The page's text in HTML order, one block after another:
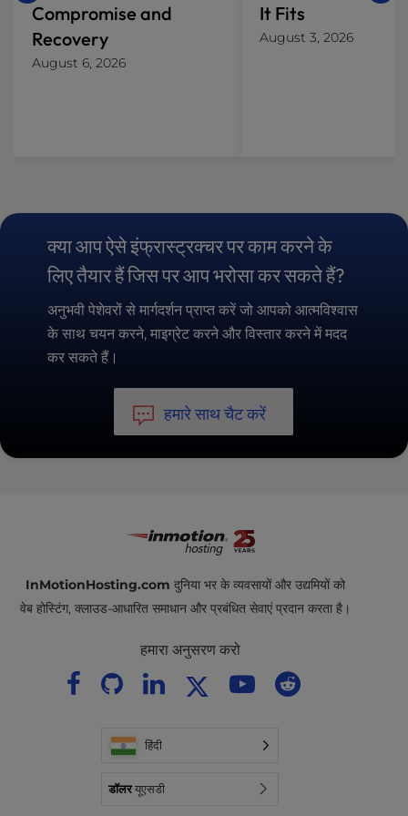
Compromise and
Recovery
August 6, 2026
It Fits
August 3, 2026
क्या आप ऐसे इंफ्रास्ट्रक्चर पर काम करने के
लिए तैयार हैं जिस पर आप भरोसा कर सकते हैं?
अनुभवी पेशेवरों से मार्गदर्शन प्राप्त करें जो आपको आत्मविश्वास
के साथ चयन करने, माइग्रेट करने और विस्तार करने में मदद
कर सकते हैं।
हमारे साथ चैट करें
InMotionHosting.com दुनिया भर के व्यवसायों और उद्यमियों को
वेब होस्टिंग, क्लाउड-आधारित समाधान और प्रबंधित सेवाएं प्रदान करता है।
हमारा अनुसरण करो
हिंदी
डॉलरयूएसडी